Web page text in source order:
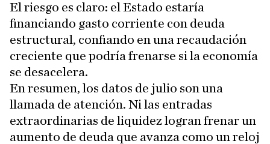
El riesgo es claro: el Estado estaría
financiando gasto corriente con deuda
estructural, confiando en una recaudación
creciente que podría frenarse si la economía
se desacelera.
En resumen, los datos de julio son una
llamada de atención. Ni las entradas
extraordinarias de liquidez logran frenar un
aumento de deuda que avanza como un reloj